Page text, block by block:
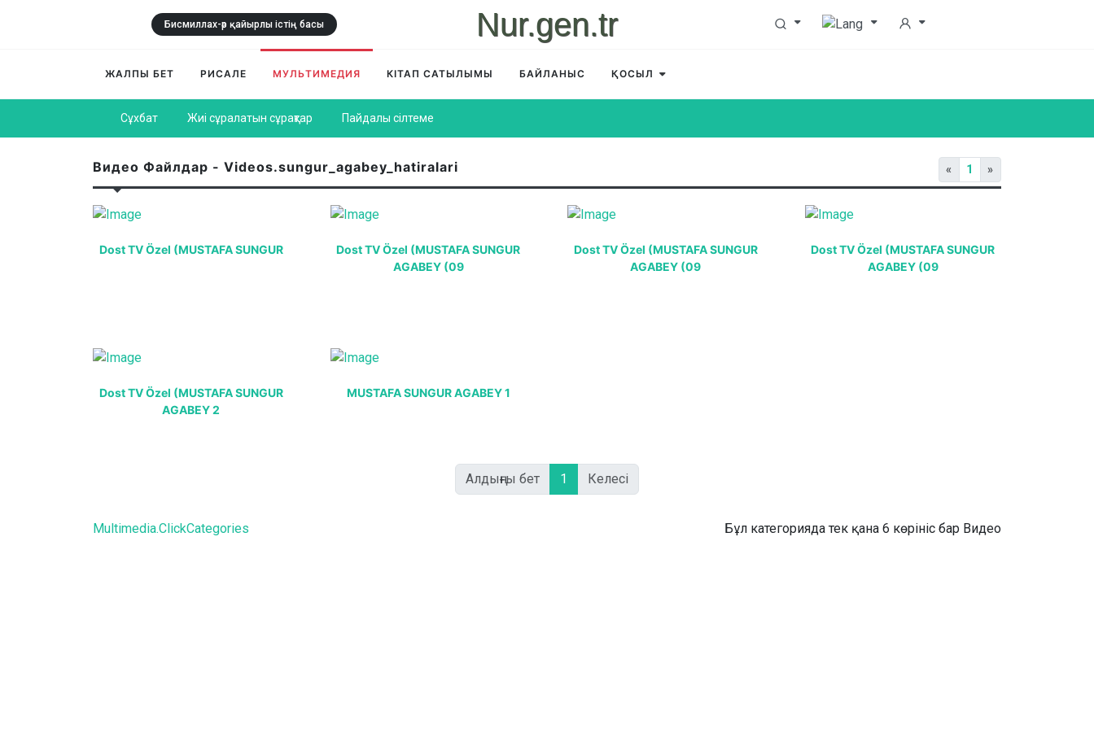
Nur.gen.tr
Бисмиллах-әр қайырлы істің басы
ЖАЛПЫ БЕТ РИСАЛЕ МУЛЬТИМЕДИЯ КІТАП САТЫЛЫМЫ БАЙЛАНЫС ҚОСЫЛ
Сұхбат Жиі сұралатын сұрақтар Пайдалы сілтеме
Видео Файлдар - Videos.sungur_agabey_hatiralari « 1 »
Dost TV Özel (MUSTAFA SUNGUR
Dost TV Özel (MUSTAFA SUNGUR
AGABEY (09
Dost TV Özel (MUSTAFA SUNGUR
AGABEY (09
Dost TV Özel (MUSTAFA SUNGUR
AGABEY (09
Dost TV Özel (MUSTAFA SUNGUR
AGABEY 2
MUSTAFA SUNGUR AGABEY 1
Алдыңғы бет 1 Келесі
Multimedia.ClickCategories Бұл категорияда тек қана 6 көрініс бар Видео